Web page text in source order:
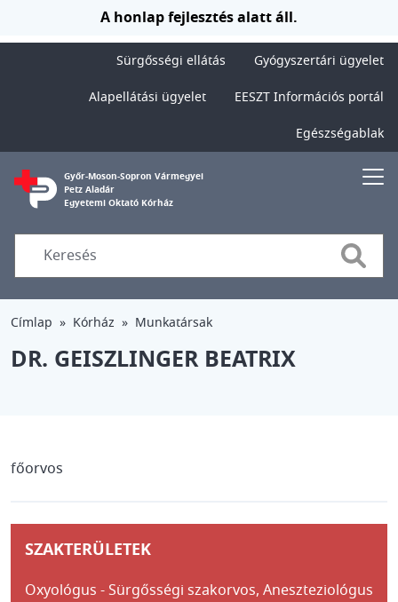
Ugrás a tartalomraA honlap fejlesztés alatt áll.
Sürgősségi ellátás
Gyógyszertári ügyelet
Alapellátási ügyelet
EESZT Információs portál
Egészségablak
Győr-Moson-Sopron Vármegyei
Petz Aladár
Egyetemi Oktató Kórház
Search
Címlap Kórház Munkatársak
DR. GEISZLINGER BEATRIX
főorvos
SZAKTERÜLETEK
Oxyológus - Sürgősségi szakorvos, Aneszteziológus